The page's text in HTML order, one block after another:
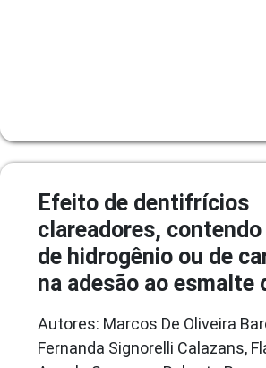
Efeito de dentifrícios
clareadores,
de hidrogênio ou de
na adesão ao esmalte
Autores: Marcos De Oliveira
Fernanda Signorelli Calazans,